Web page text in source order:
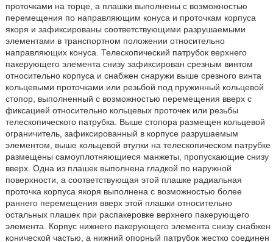
проточками на торце, а плашки выполнены с возможностью
перемещения по направляющим конуса и проточкам корпуса
якоря и зафиксированы соответствующими разрушаемыми
элементами в транспортном положении относительно
направляющих конуса. Телескопический патрубок верхнего
пакерующего элемента снизу зафиксирован срезным винтом
относительно корпуса и снабжен снаружи выше срезного винта
кольцевыми проточками или резьбой под пружинный кольцевой
стопор, выполненный с возможностью перемещения вверх с
фиксацией относительно кольцевых проточек или резьбы
телескопического патрубка. Выше стопора размещен кольцевой
ограничитель, зафиксированный в корпусе разрушаемым
элементом, выше кольцевой втулки на телескопическом патрубке
размещены самоуплотняющиеся манжеты, пропускающие снизу
вверх. Одна из плашек выполнена гладкой по наружной
поверхности, а соответствующая этой плашке радиальная
проточка корпуса якоря выполнена с возможностью более
раннего перемещения вверх этой плашки относительно
остальных плашек при распакеровке верхнего пакерующего
элемента. Корпус нижнего пакерующего элемента снизу снабжен
конической частью, а нижний опорный патрубок жестко соединен